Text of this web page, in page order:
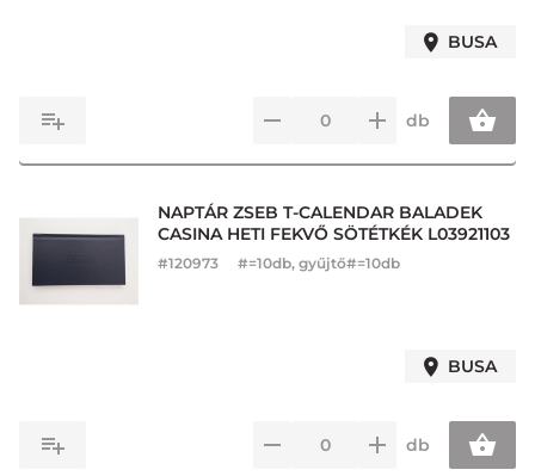
BUSA
db
NAPTÁR ZSEB T-CALENDAR BALADEK
CASINA HETI FEKVŐ SÖTÉTKÉK L03921103
#120973 #=10db, gyűjtő#=10db
BUSA
db